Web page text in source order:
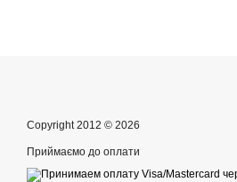
Copyright 2012 © 2026
Приймаємо до оплати